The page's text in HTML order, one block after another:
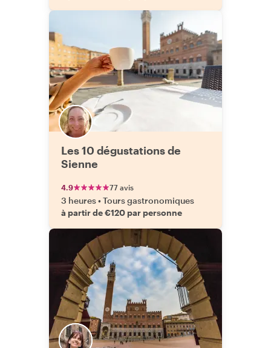
Les 10 dégustations de
Sienne
4.9 77 avis
3 heures•Tours gastronomiques
à partir de €120 par personne